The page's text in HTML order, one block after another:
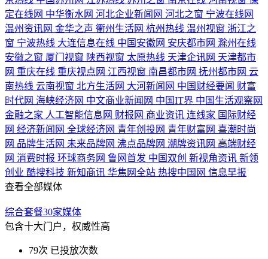
定在线网 中华衡水网 河北企业新闻网 河北之窗 宁波在线网
温州资讯网 金华之声 衢州生活网 杭州热线 温州视窗 浙江之
窗 宁波热线 大连信息在线 中国安徽网 安庆都市网 滁州在线
安徽之窗 厦门视窗 陕西视窗 太原热线 天津企讯网 天津都市
网 重庆在线 重庆视点网 江西视窗 南昌都市网 抚州都市网 云
南热线 云南视窗 北方生活网 大河新闻网 中国财经要闻 财富
时代网 海峡经济网 中文商业新闻网 中国IT界 中国生活观察网
金融之家 人工智能信息网 财报网 商业资讯 连线家 国际财经
网 经济新闻网 全球经济网 青年创投网 青年财富网 喜潮时尚
网 品牌生活网 未来品牌网 沸点品牌网 潮牌资讯网 高端财经
网 消费时报 环球商务网 鲁网首发 中国双创 新视角资讯 新领
创业 酷搜科技 新知商讯 华焦网全站 热搜中国网 信息早报
查看全部媒体
综合套餐30家媒体
包含十大门户，权威性高
79次 已投放次数